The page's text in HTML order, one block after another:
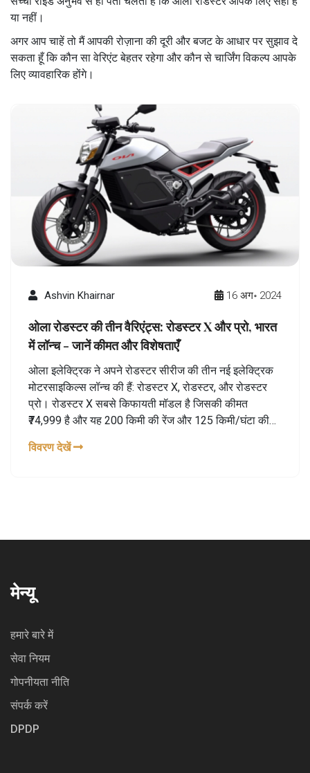
या नहीं।
अगर आप चाहें तो मैं आपकी रोज़ाना की दूरी और बजट के आधार पर सुझाव दे
सकता हूँ कि कौन सा वेरिएंट बेहतर रहेगा और कौन से चार्जिंग विकल्प आपके
लिए व्यावहारिक होंगे।
Ashvin Khairnar 16 अग॰ 2024
ओला रोडस्टर की तीन वैरिएंट्स: रोडस्टर X और प्रो, भारत
में लॉन्च - जानें कीमत और विशेषताएँ
ओला इलेक्ट्रिक ने अपने रोडस्टर सीरीज की तीन नई इलेक्ट्रिक
मोटरसाइकिल्स लॉन्च की हैं: रोडस्टर X, रोडस्टर, और रोडस्टर
प्रो। रोडस्टर X सबसे किफायती मॉडल है जिसकी कीमत
₹74,999 है और यह 200 किमी की रेंज और 125 किमी/घंटा की
580 किमी की रेंज और 194 किमी/घंटा की टॉप स्पीड के साथ
विवरण देखें
मेन्यू
हमारे बारे में
सेवा नियम
गोपनीयता नीति
संपर्क करें
DPDP